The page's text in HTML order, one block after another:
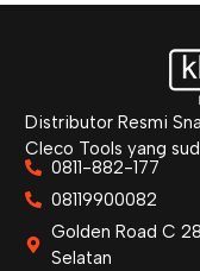
Distributor Resmi
Cleco Tools yang
0811-882-177
08119900082
Golden Road C
Selatan